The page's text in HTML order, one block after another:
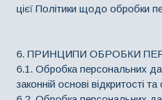
цієї Політики щодо обробки
6. ПРИНЦИПИ ОБРОБКИ
6.1. Обробка персональних
законній основі відкритості